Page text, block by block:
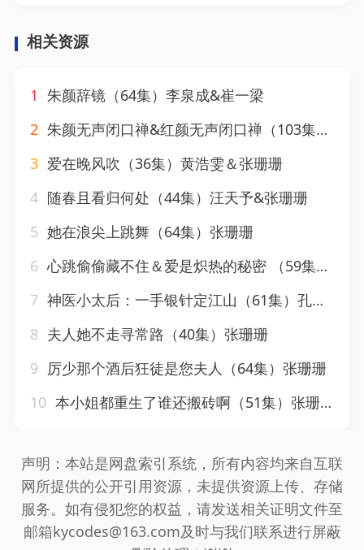
相关资源
1 朱颜辞镜（64集）李泉成&崔一梁
2 朱颜无声闭口禅&红颜无声闭口禅（103集）董星辰&尹喜善
3 爱在晚风吹（36集）黄浩雯＆张珊珊
4 随春且看归何处（44集）汪天予&张珊珊
5 她在浪尖上跳舞（64集）张珊珊
6 心跳偷偷藏不住＆爱是炽热的秘密 （59集）聂博宣＆张珊珊&杨桃
7 神医小太后：一手银针定江山（61集）孔奇力＆张珊珊
8 夫人她不走寻常路（40集）张珊珊
9 厉少那个酒后狂徒是您夫人（64集）张珊珊
10 本小姐都重生了谁还搬砖啊（51集）张珊珊
声明：本站是网盘索引系统，所有内容均来自互联
网所提供的公开引用资源，未提供资源上传、存储
服务。如有侵犯您的权益，请发送相关证明文件至
邮箱kycodes@163.com及时与我们联系进行屏蔽